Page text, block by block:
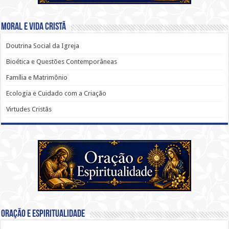
Moral e Vida Cristã
Doutrina Social da Igreja
Bioética e Questões Contemporâneas
Família e Matrimônio
Ecologia e Cuidado com a Criação
Virtudes Cristãs
Oração e Espiritualidade